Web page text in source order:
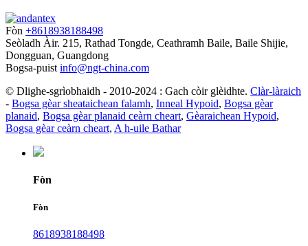
Fòn +8618938188498
Seòladh Àir. 215, Rathad Tongde, Ceathramh Baile, Baile Shijie,
Dongguan, Guangdong
Bogsa-puist info@ngt-china.com
© Dlighe-sgrìobhaidh - 2010-2024 : Gach còir glèidhte. Clàr-làraich
- Bogsa gèar sheataichean falamh, Inneal Hypoid, Bogsa gèar
planaid, Bogsa gèar planaid ceàrn cheart, Gèaraichean Hypoid,
Bogsa gèar ceàrn cheart, A h-uile Bathar
Fòn
Fòn
8618938188498